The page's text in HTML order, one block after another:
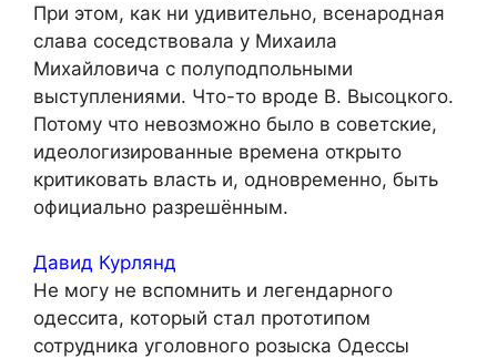
При этом, как ни удивительно, всенародная
слава соседствовала у Михаила
Михайловича с полуподпольными
выступлениями. Что-то вроде В. Высоцкого.
Потому что невозможно было в советские,
идеологизированные времена открыто
критиковать власть и, одновременно, быть
официально разрешённым.
Давид Курлянд
Не могу не вспомнить и легендарного
одессита, который стал прототипом
сотрудника уголовного розыска Одессы